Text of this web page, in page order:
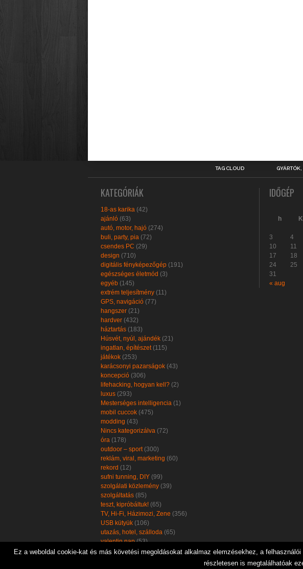
TAG CLOUD
KATEGÓRIÁK
18-as karika (42)
ajánló (63)
autó, motor, hajó (274)
buli, party, pia (72)
csendes PC (29)
design (710)
digitális fényképezőgép (191)
egészséges életmód (3)
egyéb (145)
extrém teljesítmény (11)
GPS, navigáció (77)
hangszer (21)
hardver (432)
háztartás (183)
Húsvét, nyúl, ajándék (21)
ingatlan, építészet(115)
játékok (253)
karácsonyi pazarságok (43)
koncepció (306)
lifehacking, hogyan kell? (2)
luxus (293)
Mesterséges intelligencia (1)
mobil cuccok (475)
modding (43)
Nincs kategorizálva (72)
óra (178)
outdoor – sport(300)
reklám, viral, marketing (60)
rekord (12)
sufni tunning, DIY (99)
szolgálati közlemény (39)
szolgáltatás (85)
teszt, kipróbáltuk! (65)
TV, Hi-Fi, Házimozi, Zene (356)
USB kütyük (106)
utazás, hotel, szálloda (65)
valentin nap(53)
zöld, öko, környezetbarát(102)
IDŐGÉP
h
K
3
4
10
11
17
18
24
25
31
« aug
Ez a weboldal cookie-kat és más követési megoldásokat alkalmaz elemzésekhez, a
részletesen is megtalálhatóak